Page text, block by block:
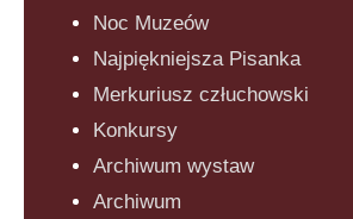
Noc Muzeów
Najpiękniejsza Pisanka
Merkuriusz człuchowski
Konkursy
Archiwum wystaw
Archiwum